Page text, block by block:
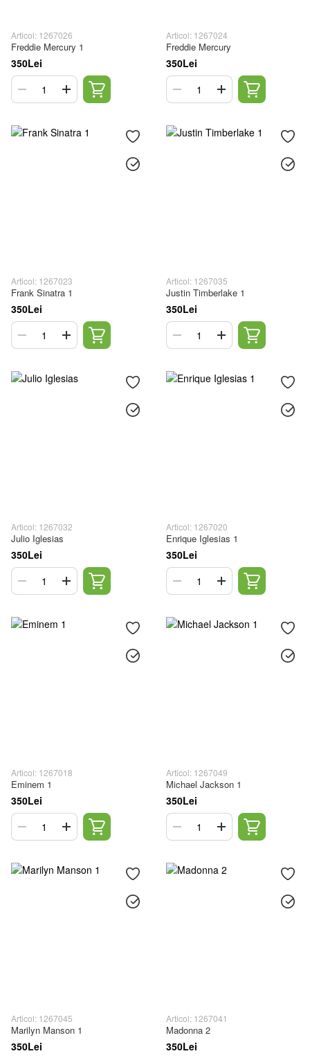
Articol: 1267026
Freddie Mercury 1
350Lei
Articol: 1267024
Freddie Mercury
350Lei
Articol: 1267023
Frank Sinatra 1
350Lei
Articol: 1267035
Justin Timberlake 1
350Lei
Articol: 1267032
Julio Iglesias
350Lei
Articol: 1267020
Enrique Iglesias 1
350Lei
Articol: 1267018
Eminem 1
350Lei
Articol: 1267049
Michael Jackson 1
350Lei
Articol: 1267045
Marilyn Manson 1
350Lei
Articol: 1267041
Madonna 2
350Lei